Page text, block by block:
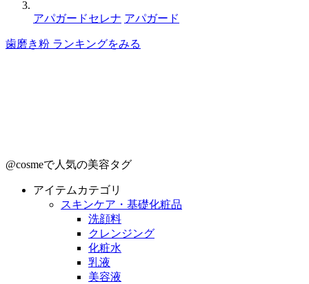
アパガードセレナ アパガード
歯磨き粉 ランキングをみる
@cosmeで人気の美容タグ
アイテムカテゴリ
スキンケア・基礎化粧品
洗顔料
クレンジング
化粧水
乳液
美容液